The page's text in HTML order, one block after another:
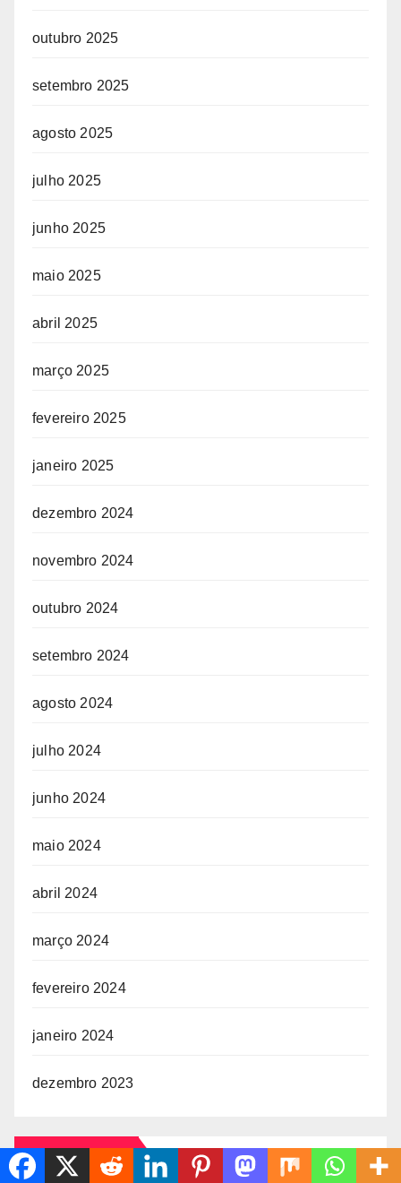
outubro 2025
setembro 2025
agosto 2025
julho 2025
junho 2025
maio 2025
abril 2025
março 2025
fevereiro 2025
janeiro 2025
dezembro 2024
novembro 2024
outubro 2024
setembro 2024
agosto 2024
julho 2024
junho 2024
maio 2024
abril 2024
março 2024
fevereiro 2024
janeiro 2024
dezembro 2023
CATEGORIAS